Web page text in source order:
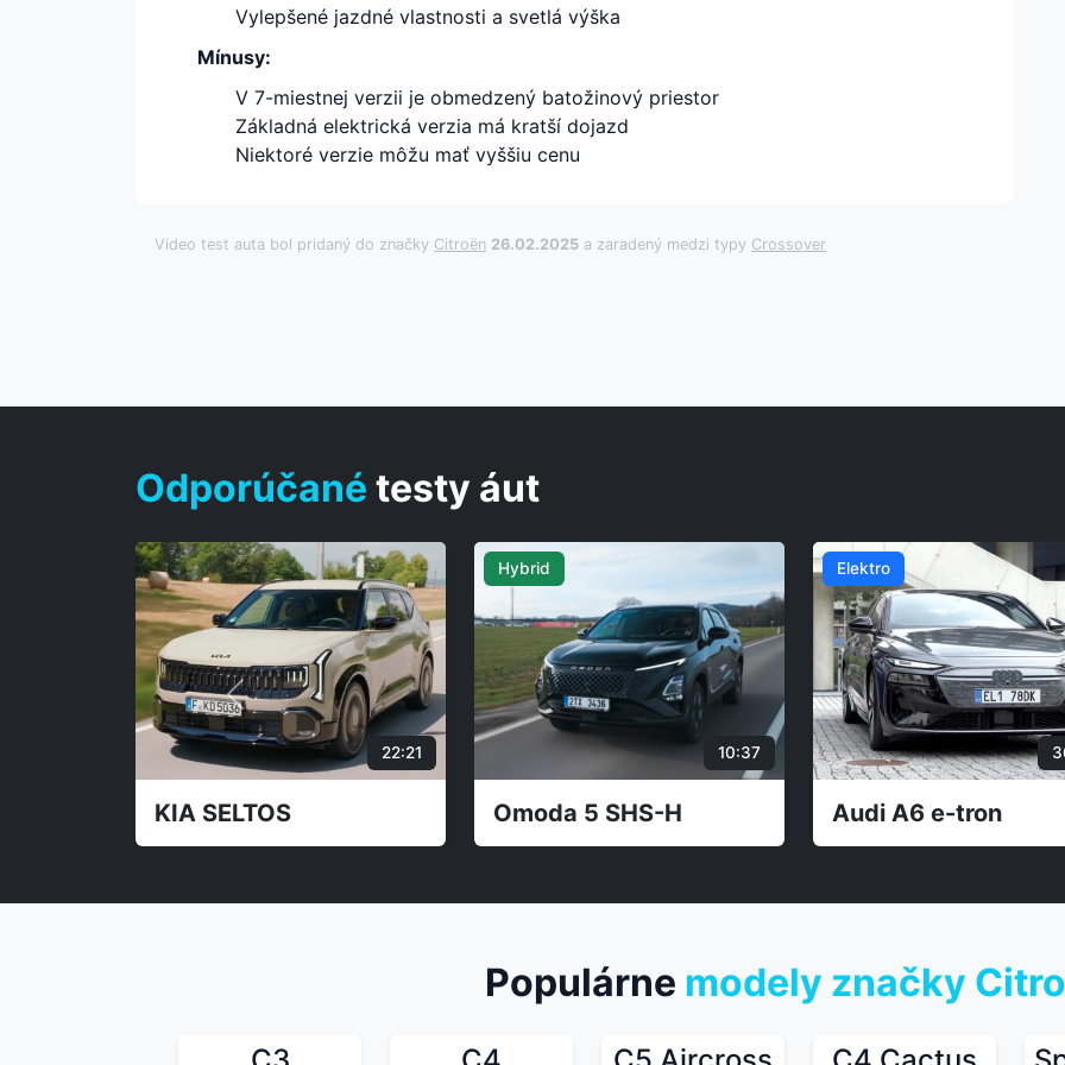
Vylepšené jazdné vlastnosti a svetlá výška
Mínusy:
V 7-miestnej verzii je obmedzený batožinový priestor
Základná elektrická verzia má kratší dojazd
Niektoré verzie môžu mať vyššiu cenu
Video test auta bol pridaný do značky Citroën 26.02.2025 a zaradený medzi typy Crossover
Odporúčané testy áut
Elektro
58:03
Xpeng G6
15:27
ŠKODA Kamiq
Plug-in
BYD Sealion 5 DMi
Populárne modely značky